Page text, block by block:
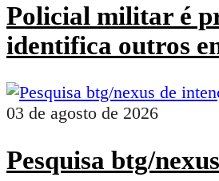
Policial militar é
identifica outros
03 de agosto de 2026
Pesquisa btg/